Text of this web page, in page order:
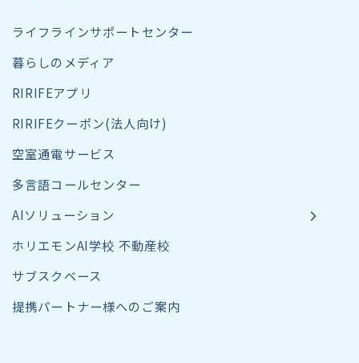
ライフラインサポートセンター
暮らしのメディア
RIRIFEアプリ
RIRIFEクーポン(法人向け)
空室通電サービス
多言語コールセンター
AIソリューション
ホリエモンAI学校 不動産校
サブスクベース
提携パートナー様へのご案内